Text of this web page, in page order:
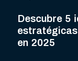
Descubre 5
en 2025